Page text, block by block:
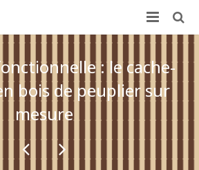
: le cache-
bois de peuplier sur
mesure